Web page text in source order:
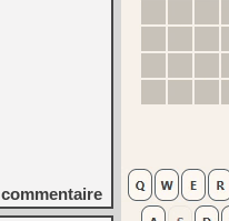
commentaire